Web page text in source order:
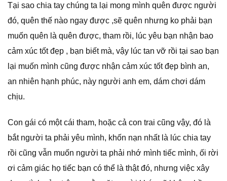
Tại sao chia tay chúng ta lại mong mình quên được người
đó, quên thế nào ngay được ,sẽ quên nhưng ko phải bạn
muốn quên là quên được, tham rồi, lúc yêu bạn nhận bao
cảm xúc tốt đẹp , bạn biết mà, vậy lúc tan vỡ rồi tại sao bạn
lại muốn mình cũng được nhận cảm xúc tốt đẹp bình an,
an nhiên hạnh phúc, này người anh em, dám chơi dám
chịu.
Con gái có một cái tham, hoặc cả con trai cũng vậy, đó là
bắt người ta phải yêu mình, khốn nạn nhất là lúc chia tay
rồi cũng vẫn muốn người ta phải nhớ mình tiếc mình, ối rời
ơi cảm giác họ tiếc bạn có thể là thật đó, nhưng việc xây